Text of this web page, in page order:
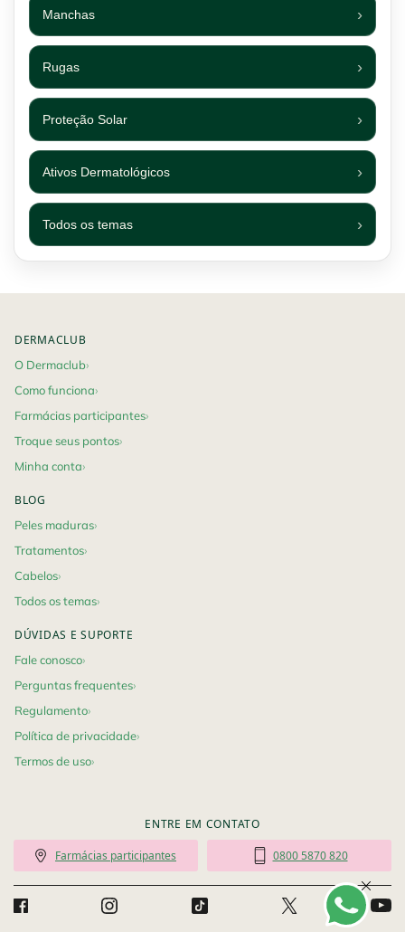
Manchas
Rugas
Proteção Solar
Ativos Dermatológicos
Todos os temas
DERMACLUB
O Dermaclub
Como funciona
Farmácias participantes
Troque seus pontos
Minha conta
BLOG
Peles maduras
Tratamentos
Cabelos
Todos os temas
DÚVIDAS E SUPORTE
Fale conosco
Perguntas frequentes
Regulamento
Política de privacidade
Termos de uso
ENTRE EM CONTATO
Farmácias participantes 0800 5870 820